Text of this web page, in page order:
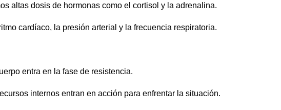
altas dosis de hormonas como el cortisol y la adrenalina.
cardíaco, la presión arterial y la frecuencia respiratoria.
entra en la fase de resistencia.
internos entran en acción para enfrentar la situación.